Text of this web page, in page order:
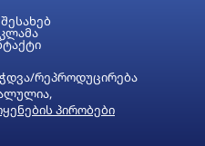
რეპროდუცირება
პირობები